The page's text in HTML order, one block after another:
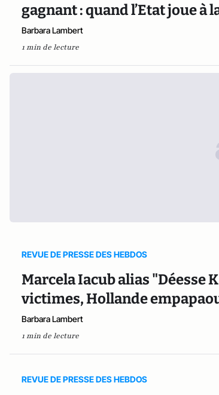
gagnant : quand l’Etat joue à
Barbara Lambert
1 min de lecture
REVUE DE PRESSE DES HEBDOS
Marcela Iacub alias "Déesse
victimes, Hollande
Barbara Lambert
1 min de lecture
REVUE DE PRESSE DES HEBDOS